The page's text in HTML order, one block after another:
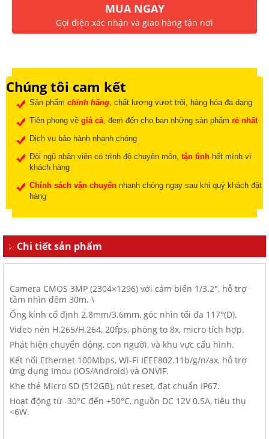
MUA NGAY
Gọi điện xác nhận và giao hàng tận nơi
Chúng tôi cam kết
Sản phẩm chính hãng, chất lượng vượt trội, hàng hóa đa dạng
Tiên phong về giá cả, đem đến cho bạn những sản phẩm rẻ nhất
Dịch vụ bảo hành nhanh chóng
Đội ngũ nhân viên có trình độ chuyên môn, tận tìnhhết mình vì
khách hàng
Chính sách vận chuyểnnhanh chóng ngay sau khi quý khách đặt
hàng
Chi tiết sản phẩm
Camera CMOS 3MP (2304×1296) với cảm biến 1/3.2″, hỗ trợ
tầm nhìn đêm 30m. \
Ống kính cố định 2.8mm/3.6mm, góc nhìn tối đa 117°(D).
Video nén H.265/H.264, 20fps, phóng to 8x, micro tích hợp.
Phát hiện chuyển động, con người, và khu vực cấu hình.
Kết nối Ethernet 100Mbps, Wi-Fi IEEE802.11b/g/n/ax, hỗ trợ
ứng dụng Imou (iOS/Android) và ONVIF.
Khe thẻ Micro SD (512GB), nút reset, đạt chuẩn IP67.
Hoạt động từ -30°C đến +50°C, nguồn DC 12V 0.5A, tiêu thụ
<6W.